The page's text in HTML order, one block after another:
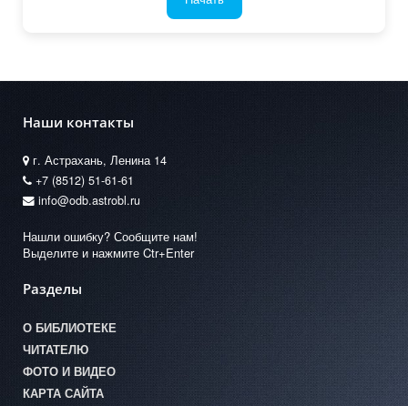
Наши контакты
г. Астрахань, Ленина 14
+7 (8512) 51-61-61
info@odb.astrobl.ru
Нашли ошибку? Сообщите нам!
Выделите и нажмите Ctr+Enter
Разделы
О БИБЛИОТЕКЕ
ЧИТАТЕЛЮ
ФОТО И ВИДЕО
КАРТА САЙТА